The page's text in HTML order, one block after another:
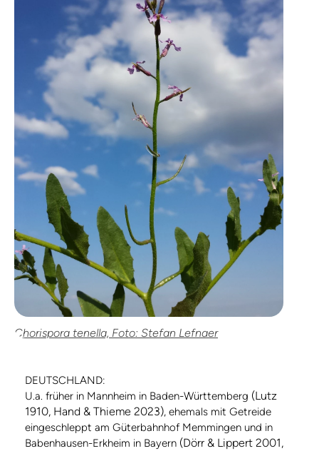
Chorispora tenella, Foto: Stefan Lefnaer
DEUTSCHLAND:
U.a. früher in Mannheim in Baden-Württemberg (Lutz
1910, Hand & Thieme 2023), ehemals mit Getreide
eingeschleppt am Güterbahnhof Memmingen und in
Babenhausen-Erkheim in Bayern (Dörr & Lippert 2001,